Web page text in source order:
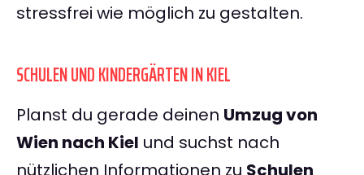
stressfrei wie möglich zu gestalten.
SCHULEN UND KINDERGÄRTEN IN KIEL
Planst du gerade deinen Umzug von
Wien nach Kiel und suchst nach